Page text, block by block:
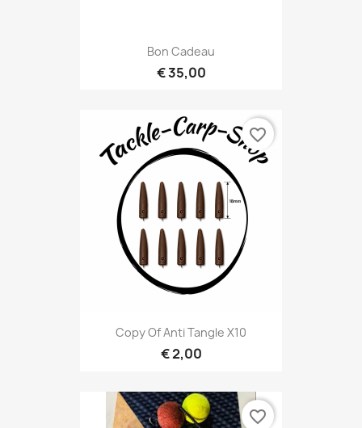
Bon Cadeau
€ 35,00
Copy Of Anti Tangle X10
€ 2,00
favorite_border
favorite_border